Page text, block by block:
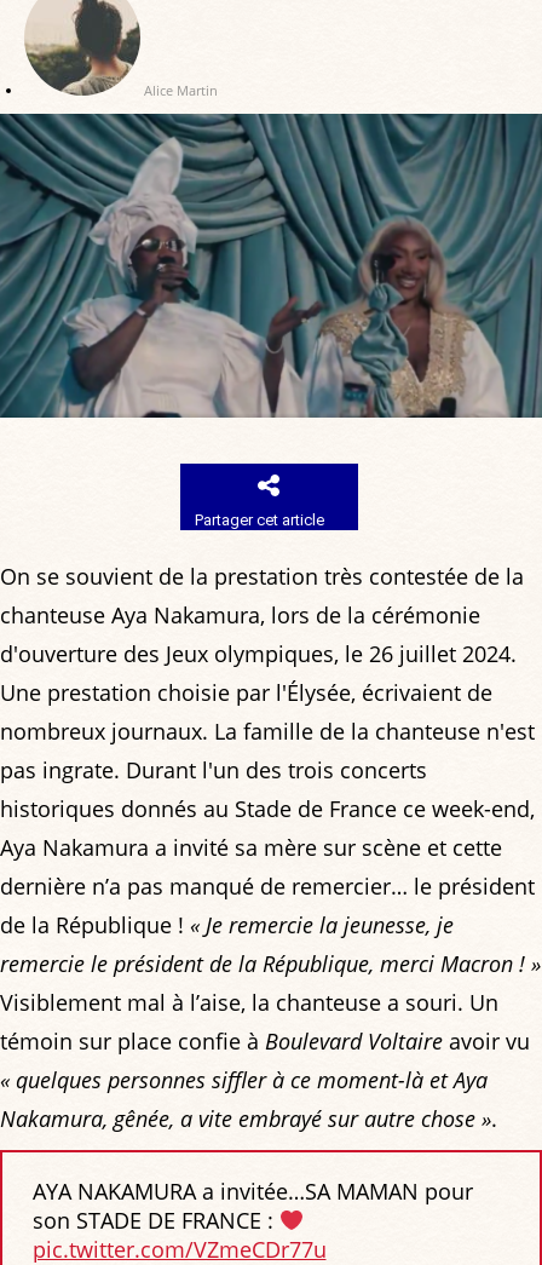
Alice Martin
Partager cet article
On se souvient de la prestation très contestée de la
chanteuse Aya Nakamura, lors de la cérémonie
d'ouverture des Jeux olympiques, le 26 juillet 2024.
Une prestation choisie par l'Élysée, écrivaient de
nombreux journaux. La famille de la chanteuse n'est
pas ingrate. Durant l'un des trois concerts
historiques donnés au Stade de France ce week-end,
Aya Nakamura a invité sa mère sur scène et cette
dernière n’a pas manqué de remercier… le président
de la République ! « Je remercie la jeunesse, je
remercie le président de la République, merci Macron ! »
Visiblement mal à l’aise, la chanteuse a souri. Un
témoin sur place confie à Boulevard Voltaire avoir vu
« quelques personnes siffler à ce moment-là et Aya
Nakamura, gênée, a vite embrayé sur autre chose ».
AYA NAKAMURA a invitée…SA MAMAN pour
son STADE DE FRANCE :
pic.twitter.com/VZmeCDr77u